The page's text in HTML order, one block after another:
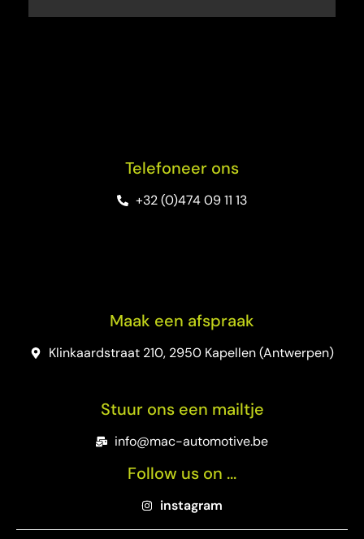
Telefoneer ons
+32 (0)474 09 11 13
Maak een afspraak
Klinkaardstraat 210, 2950 Kapellen (Antwerpen)
Stuur ons een mailtje
info@mac-automotive.be
Follow us on ...
instagram